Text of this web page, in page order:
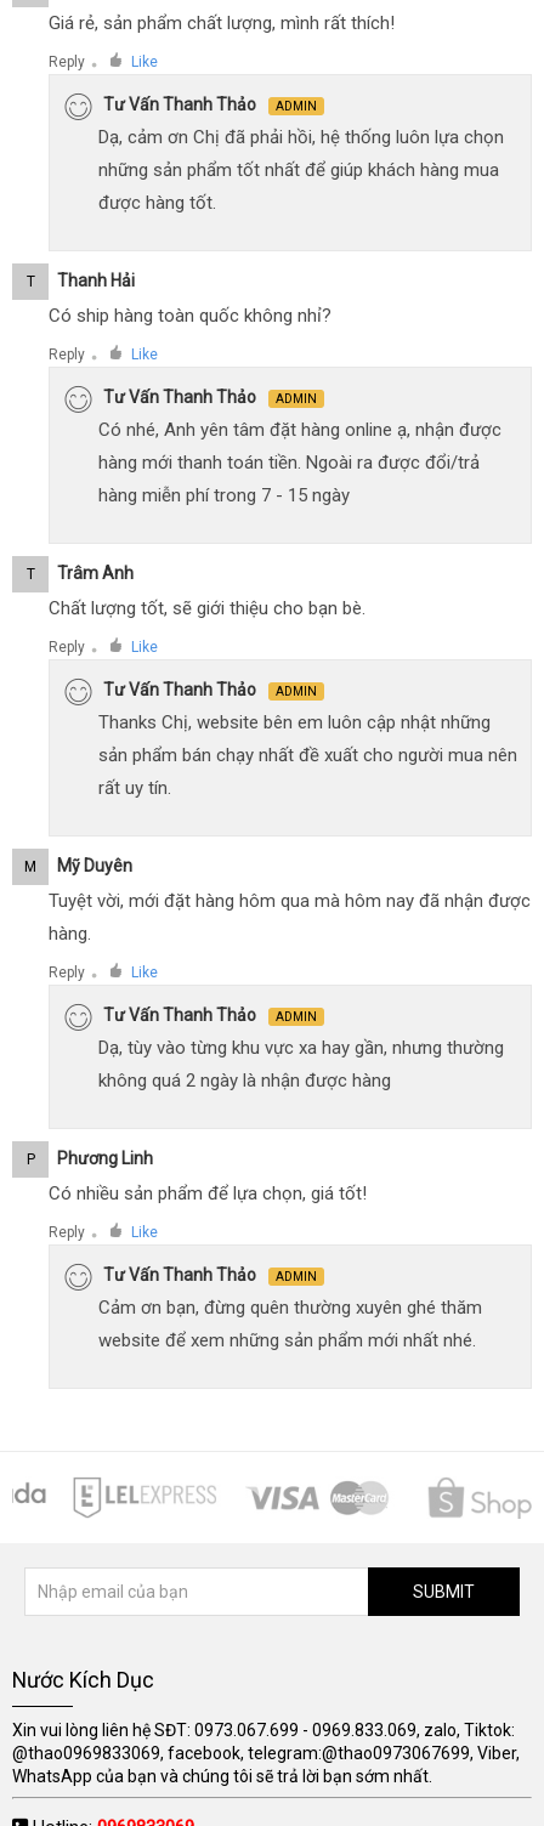
Giá rẻ, sản phẩm chất lượng, mình rất thích!
Reply ● Like
Tư Vấn Thanh Thảo ADMIN
Dạ, cảm ơn Chị đã phải hồi, hệ thống luôn lựa chọn
những sản phẩm tốt nhất để giúp khách hàng mua
được hàng tốt.
T Thanh Hải
Có ship hàng toàn quốc không nhỉ?
Reply ● Like
Tư Vấn Thanh Thảo ADMIN
Có nhé, Anh yên tâm đặt hàng online ạ, nhận được
hàng mới thanh toán tiền. Ngoài ra được đổi/trả
hàng miễn phí trong 7 - 15 ngày
T Trâm Anh
Chất lượng tốt, sẽ giới thiệu cho bạn bè.
Reply ● Like
Tư Vấn Thanh Thảo ADMIN
Thanks Chị, website bên em luôn cập nhật những
sản phẩm bán chạy nhất đề xuất cho người mua nên
rất uy tín.
M Mỹ Duyên
Tuyệt vời, mới đặt hàng hôm qua mà hôm nay đã nhận được
hàng.
Reply ● Like
Tư Vấn Thanh Thảo ADMIN
Dạ, tùy vào từng khu vực xa hay gần, nhưng thường
không quá 2 ngày là nhận được hàng
P Phương Linh
Có nhiều sản phẩm để lựa chọn, giá tốt!
Reply ● Like
Tư Vấn Thanh Thảo ADMIN
Cảm ơn bạn, đừng quên thường xuyên ghé thăm
website để xem những sản phẩm mới nhất nhé.
SUBMIT
Nước Kích Dục
Xin vui lòng liên hệ SĐT: 0973.067.699 - 0969.833.069, zalo, Tiktok:
@thao0969833069, facebook, telegram:@thao0973067699, Viber,
WhatsApp của bạn và chúng tôi sẽ trả lời bạn sớm nhất.